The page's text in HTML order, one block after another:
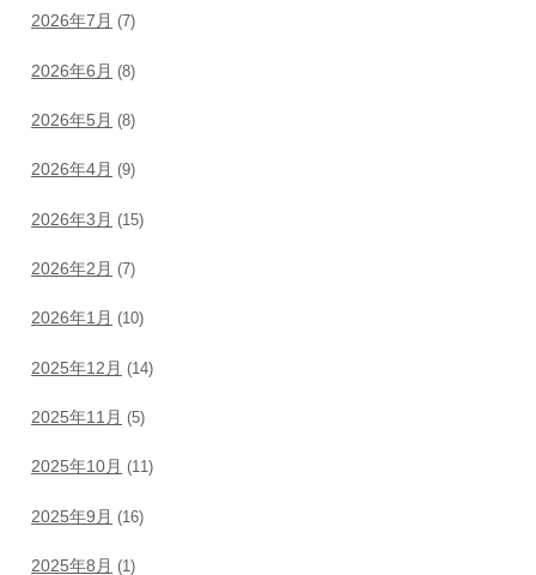
2026年7月 (7)
2026年6月 (8)
2026年5月 (8)
2026年4月 (9)
2026年3月 (15)
2026年2月 (7)
2026年1月 (10)
2025年12月 (14)
2025年11月 (5)
2025年10月 (11)
2025年9月 (16)
2025年8月 (1)